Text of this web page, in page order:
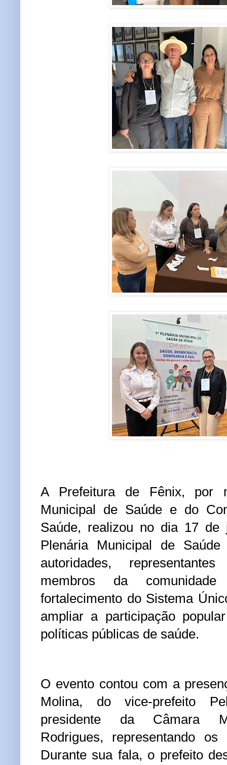
A Prefeitura de Fênix, por
Municipal de Saúde e do
Saúde, realizou no dia 17 de
Plenária Municipal de
autoridades,
membros da
fortalecimento do Sistema
ampliar a participação
políticas públicas de saúde.
O evento contou com a
Molina, do vice-prefeito
presidente da Câmara
Rodrigues, representando os
Durante sua fala, o prefeito